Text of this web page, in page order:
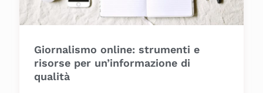
Giornalismo online: strumenti e
risorse per un’informazione di
qualità